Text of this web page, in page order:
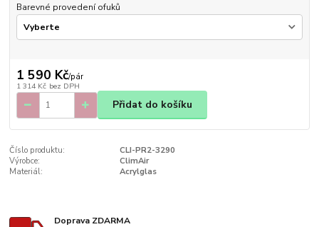
Barevné provedení ofuků
1 590 Kč/pár
1 314 Kč bez DPH
Přidat do košíku
Číslo produktu:
CLI-PR2-3290
Výrobce:
ClimAir
Materiál:
Acrylglas
Doprava ZDARMA